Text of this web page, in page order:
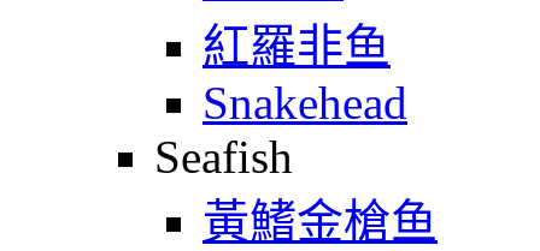
紅羅非鱼
Snakehead
Seafish
黃鰭金槍鱼